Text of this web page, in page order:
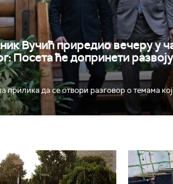
Вучић приредио вечеру у
Посета ће допринети
прилика да се отвори разговор о темама